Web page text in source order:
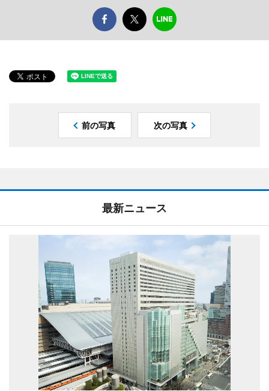
前の写真 次の写真
最新ニュース